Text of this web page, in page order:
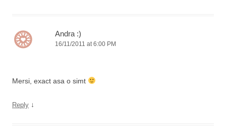
Andra :)
16/11/2011 at 6:00 PM
Mersi, exact asa o simt
Reply ↓